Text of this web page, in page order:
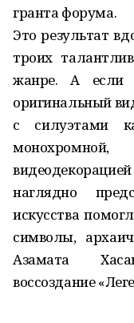
гранта форума.
Это результат
троих
жанре. А если
оригинальный
с силуэтами
наглядно
искусства
символы,
Азамата
воссоздание